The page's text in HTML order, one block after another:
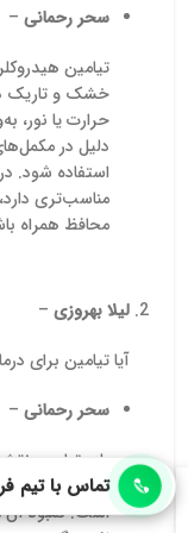
است. پیشگامان
ماده را در گرید
مصرف واحدهای
صنعتی ارائه
دریافت قیمت
با کارشناسان ما
باشید.
سحر رحمانی –
تیامین
خشک و تاریک
دلیل در
استفاده شود.
مناسب‌تری
محافظ همراه
لیلا بهروزی –
آیا تیامین
سحر رحمانی –
بله، تیامین
گلوکز دارد و
است. کمبود
تماس با تیم